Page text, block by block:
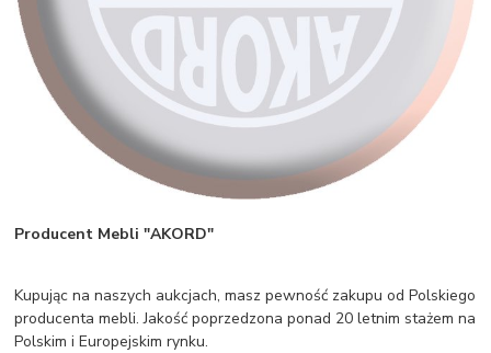
Producent Mebli "AKORD"
Kupując na naszych aukcjach, masz pewność zakupu od Polskiego
producenta mebli. Jakość poprzedzona ponad 20 letnim stażem na
Polskim i Europejskim rynku.